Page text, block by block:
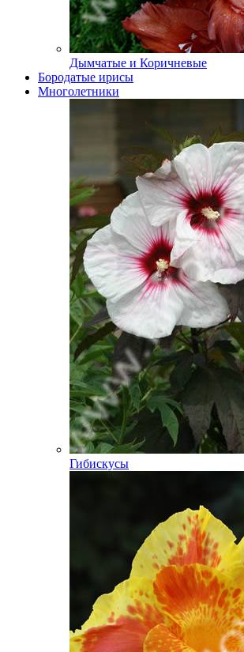
Дымчатые и Коричневые
Бородатые ирисы
Многолетники
Гибискусы